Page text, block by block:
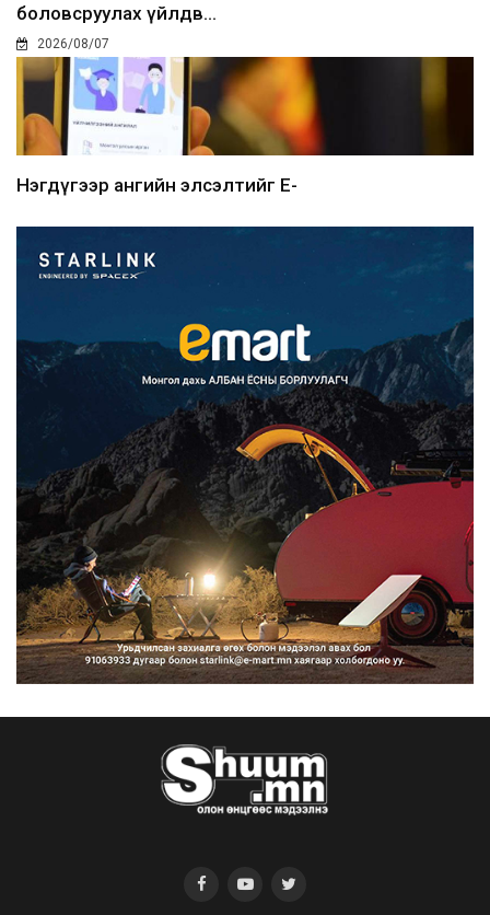
боловсруулах үйлдв...
2026/08/07
Нэгдүгээр ангийн элсэлтийг E-
Францад иргэд рүү зөвшөөрөлгүй
сурталчилгааны дууд...
2026/08/07
Нийтийн тээврийн Ч:19А чиглэлийн
замналд түр хугац...
2026/08/07
Автомашины улсын дугаар сондгой
тоогоор төгссөн бо...